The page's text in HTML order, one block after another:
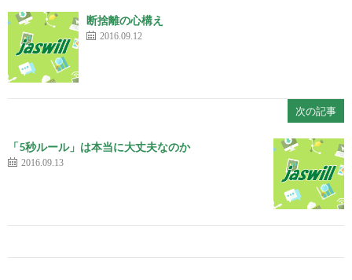
断捨離の心構え
2016.09.12
次の記事
「5秒ルール」は本当に大丈夫なのか
2016.09.13